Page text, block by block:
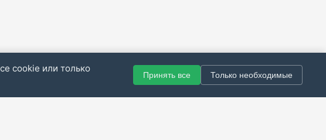
cookie или только
Принять все Только необходимые